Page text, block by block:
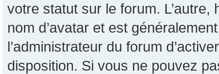
votre statut sur le forum.
nom d’avatar et est
l’administrateur du forum
disposition. Si vous ne pouvez